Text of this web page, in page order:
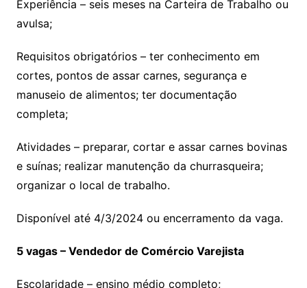
Experiência – seis meses na Carteira de Trabalho ou
avulsa;
Requisitos obrigatórios – ter conhecimento em
cortes, pontos de assar carnes, segurança e
manuseio de alimentos; ter documentação
completa;
Atividades – preparar, cortar e assar carnes bovinas
e suínas; realizar manutenção da churrasqueira;
organizar o local de trabalho.
Disponível até 4/3/2024 ou encerramento da vaga.
5 vagas – Vendedor de Comércio Varejista
Escolaridade – ensino médio completo;